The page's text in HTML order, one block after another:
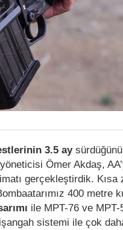
3.5 ay
Ömer Akdaş,
gerçekleştirdik. Kısa
400 metre
ile MPT-76 ve
sistemi ile çok